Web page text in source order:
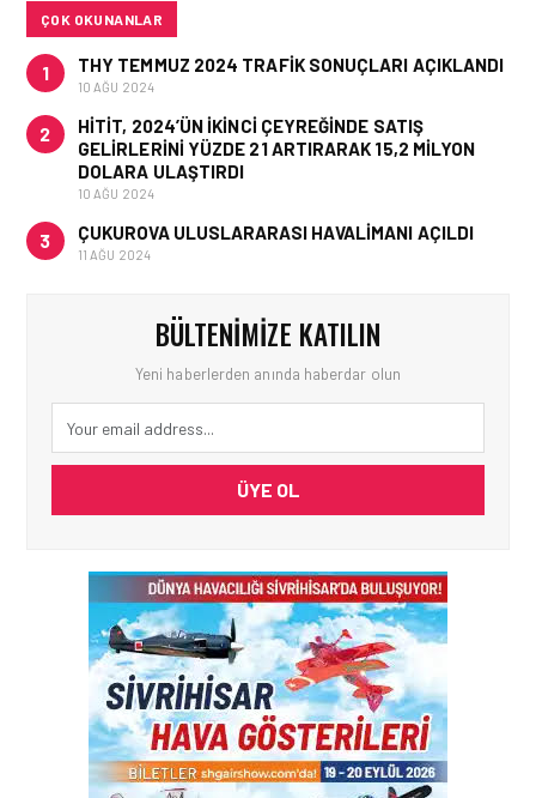
ÇOK OKUNANLAR
1 THY TEMMUZ 2024 TRAFIK SONUÇLARI AÇIKLANDI
10 AĞU 2024
2
HITIT, 2024’ÜN IKINCI ÇEYREĞINDE SATIŞ
GELIRLERINI YÜZDE 21 ARTIRARAK 15,2 MILYON
DOLARA ULAŞTIRDI
10 AĞU 2024
3 ÇUKUROVA ULUSLARARASI HAVALIMANI AÇILDI
11 AĞU 2024
BÜLTENIMIZE KATILIN
Yeni haberlerden anında haberdar olun
ÜYE OL